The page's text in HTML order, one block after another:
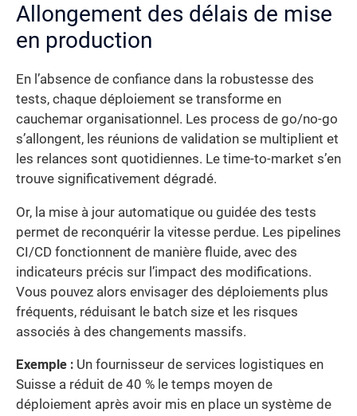
Allongement des délais de mise
en production
En l’absence de confiance dans la robustesse des
tests, chaque déploiement se transforme en
cauchemar organisationnel. Les process de go/no-go
s’allongent, les réunions de validation se multiplient et
les relances sont quotidiennes. Le time-to-market s’en
trouve significativement dégradé.
Or, la mise à jour automatique ou guidée des tests
permet de reconquérir la vitesse perdue. Les pipelines
CI/CD fonctionnent de manière fluide, avec des
indicateurs précis sur l’impact des modifications.
Vous pouvez alors envisager des déploiements plus
fréquents, réduisant le batch size et les risques
associés à des changements massifs.
Exemple : Un fournisseur de services logistiques en
Suisse a réduit de 40 % le temps moyen de
déploiement après avoir mis en place un système de